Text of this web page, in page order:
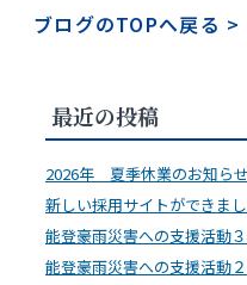
ブログのTOPへ戻る >
最近の投稿
2026年 夏季休業のお知らせ
新しい採用サイトができま
能登豪雨災害への支援活動３
能登豪雨災害への支援活動２